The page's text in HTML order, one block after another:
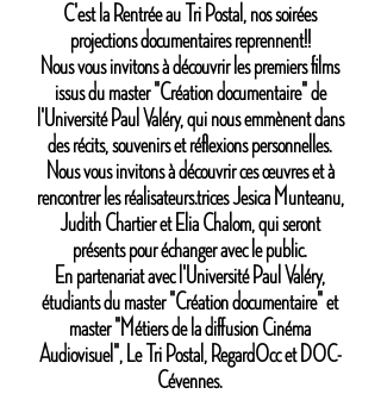
C'est la Rentrée au Tri Postal, nos soirées
projections documentaires reprennent!!
Nous vous invitons à découvrir les premiers films
issus du master "Création documentaire" de
l'Université Paul Valéry, qui nous emmènent dans
des récits, souvenirs et réflexions personnelles.
Nous vous invitons à découvrir ces œuvres et à
rencontrer les réalisateurs.trices Jesica Munteanu,
Judith Chartier et Elia Chalom, qui seront
présents pour échanger avec le public.
En partenariat avec l'Université Paul Valéry,
étudiants du master "Création documentaire" et
master "Métiers de la diffusion Cinéma
Audiovisuel", Le Tri Postal, RegardOcc et DOC-
Cévennes.